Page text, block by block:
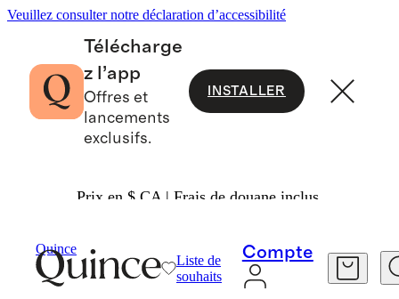
Veuillez consulter notre déclaration d’accessibilité
Télécharge
z l’app
Offres et
lancements
exclusifs.
INSTALLER
Prix en $ CA | Frais de douane inclus.
Quince
Liste de
souhaits
Compte